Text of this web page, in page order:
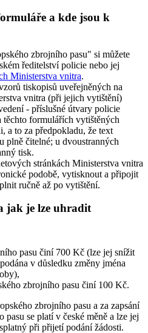
a kde jsou k
zbrojního pasu" si můžete
ředitelství policie nebo jej
Ministerstva vnitra.
tiskopisů uveřejněných na
vnitra (při jejich vytištění)
- příslušné útvary policie
těchto formulářích vytištěných
a to za předpokladu, že text
plně čitelné; u dvoustranných
tisk.
stránkách Ministerstva vnitra
podobě, vytisknout a připojit
ručně až po vytištění.
jak je lze uhradit
pasu činí 700 Kč (lze jej snížit
v důsledku změny jména
zbrojního pasu činí 100 Kč.
zbrojního pasu a za zapsání
se platí v české měně a lze jej
při přijetí podání žádosti.